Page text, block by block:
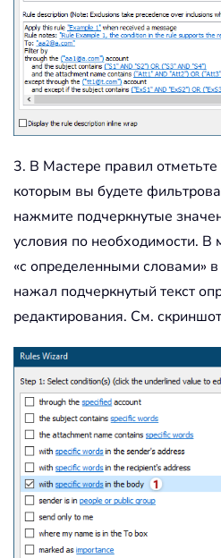
3. В Мастере правил
которым вы будете
нажмите подчеркнутые
условия по необходимости. В
«с определенными словами»
нажал подчеркнутый текст
редактирования. См.